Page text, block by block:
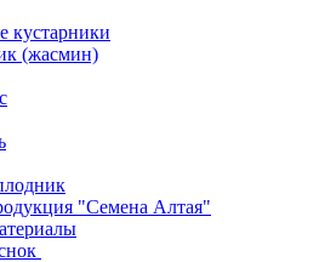
кустарники
(жасмин)
"Семена Алтая"